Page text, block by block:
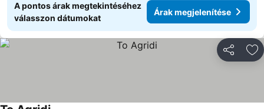
A pontos árak megtekintéséhez
válasszon dátumokat
Árak megjelenítése